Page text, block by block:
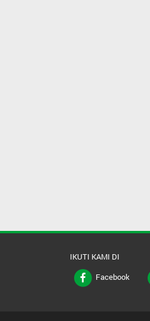
IKUTI KAMI DI
Facebook